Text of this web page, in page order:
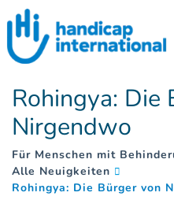
Rohingya: Die
Nirgendwo
Für Menschen mit
Alle Neuigkeiten
Rohingya: Die Bürger von